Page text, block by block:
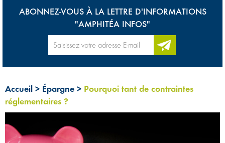
ABONNEZ-VOUS À LA LETTRE D'INFORMATIONS
"AMPHITÉA INFOS"
Accueil > Épargne > Pourquoi tant de contraintes
réglementaires ?